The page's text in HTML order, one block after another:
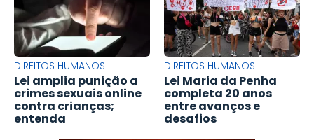
DIREITOS HUMANOS
Lei amplia punição a
crimes sexuais online
contra crianças;
entenda
DIREITOS HUMANOS
Lei Maria da Penha
completa 20 anos
entre avanços e
desafios